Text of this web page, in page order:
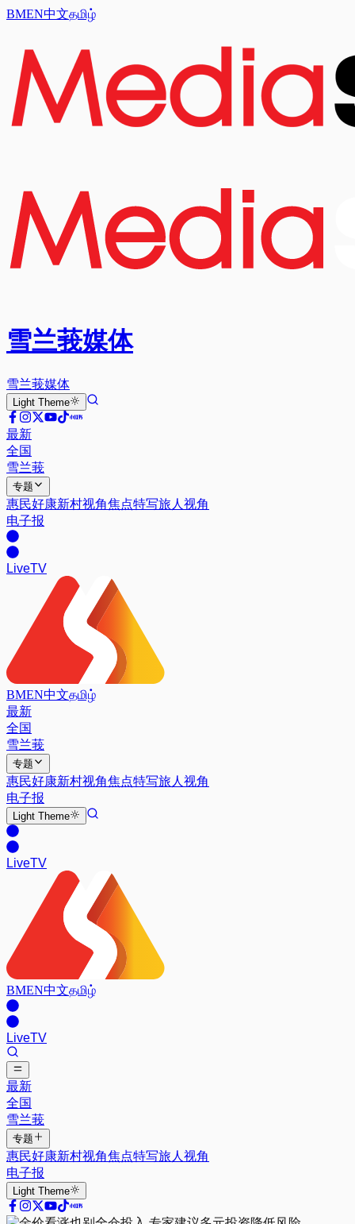
BMEN中文தமிழ்
雪兰莪媒体
雪兰莪媒体
Light Theme
最新
全国
雪兰莪
专题
惠民好康新村视角焦点特写旅人视角
电子报
LiveTV
BMEN中文தமிழ்
最新
全国
雪兰莪
专题
惠民好康新村视角焦点特写旅人视角
电子报
Light Theme
LiveTV
BMEN中文தமிழ்
LiveTV
最新
全国
雪兰莪
专题
惠民好康新村视角焦点特写旅人视角
电子报
Light Theme